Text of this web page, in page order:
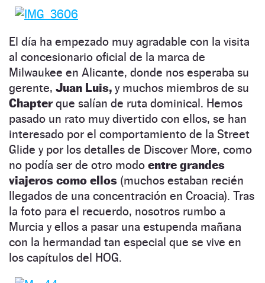
El día ha empezado muy agradable con la visita
al concesionario oficial de la marca de
Milwaukee en Alicante, donde nos esperaba su
gerente, Juan Luis, y muchos miembros de su
Chapterque salían de ruta dominical. Hemos
pasado un rato muy divertido con ellos, se han
interesado por el comportamiento de la Street
Glide y por los detalles de Discover More, como
no podía ser de otro modo entre grandes
viajeros como ellos (muchos estaban recién
llegados de una concentración en Croacia). Tras
la foto para el recuerdo, nosotros rumbo a
Murcia y ellos a pasar una estupenda mañana
con la hermandad tan especial que se vive en
los capítulos del HOG.